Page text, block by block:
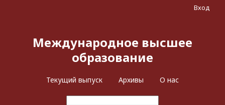
Международное высшее
образование
Текущий выпуск Архивы О нас
Вход